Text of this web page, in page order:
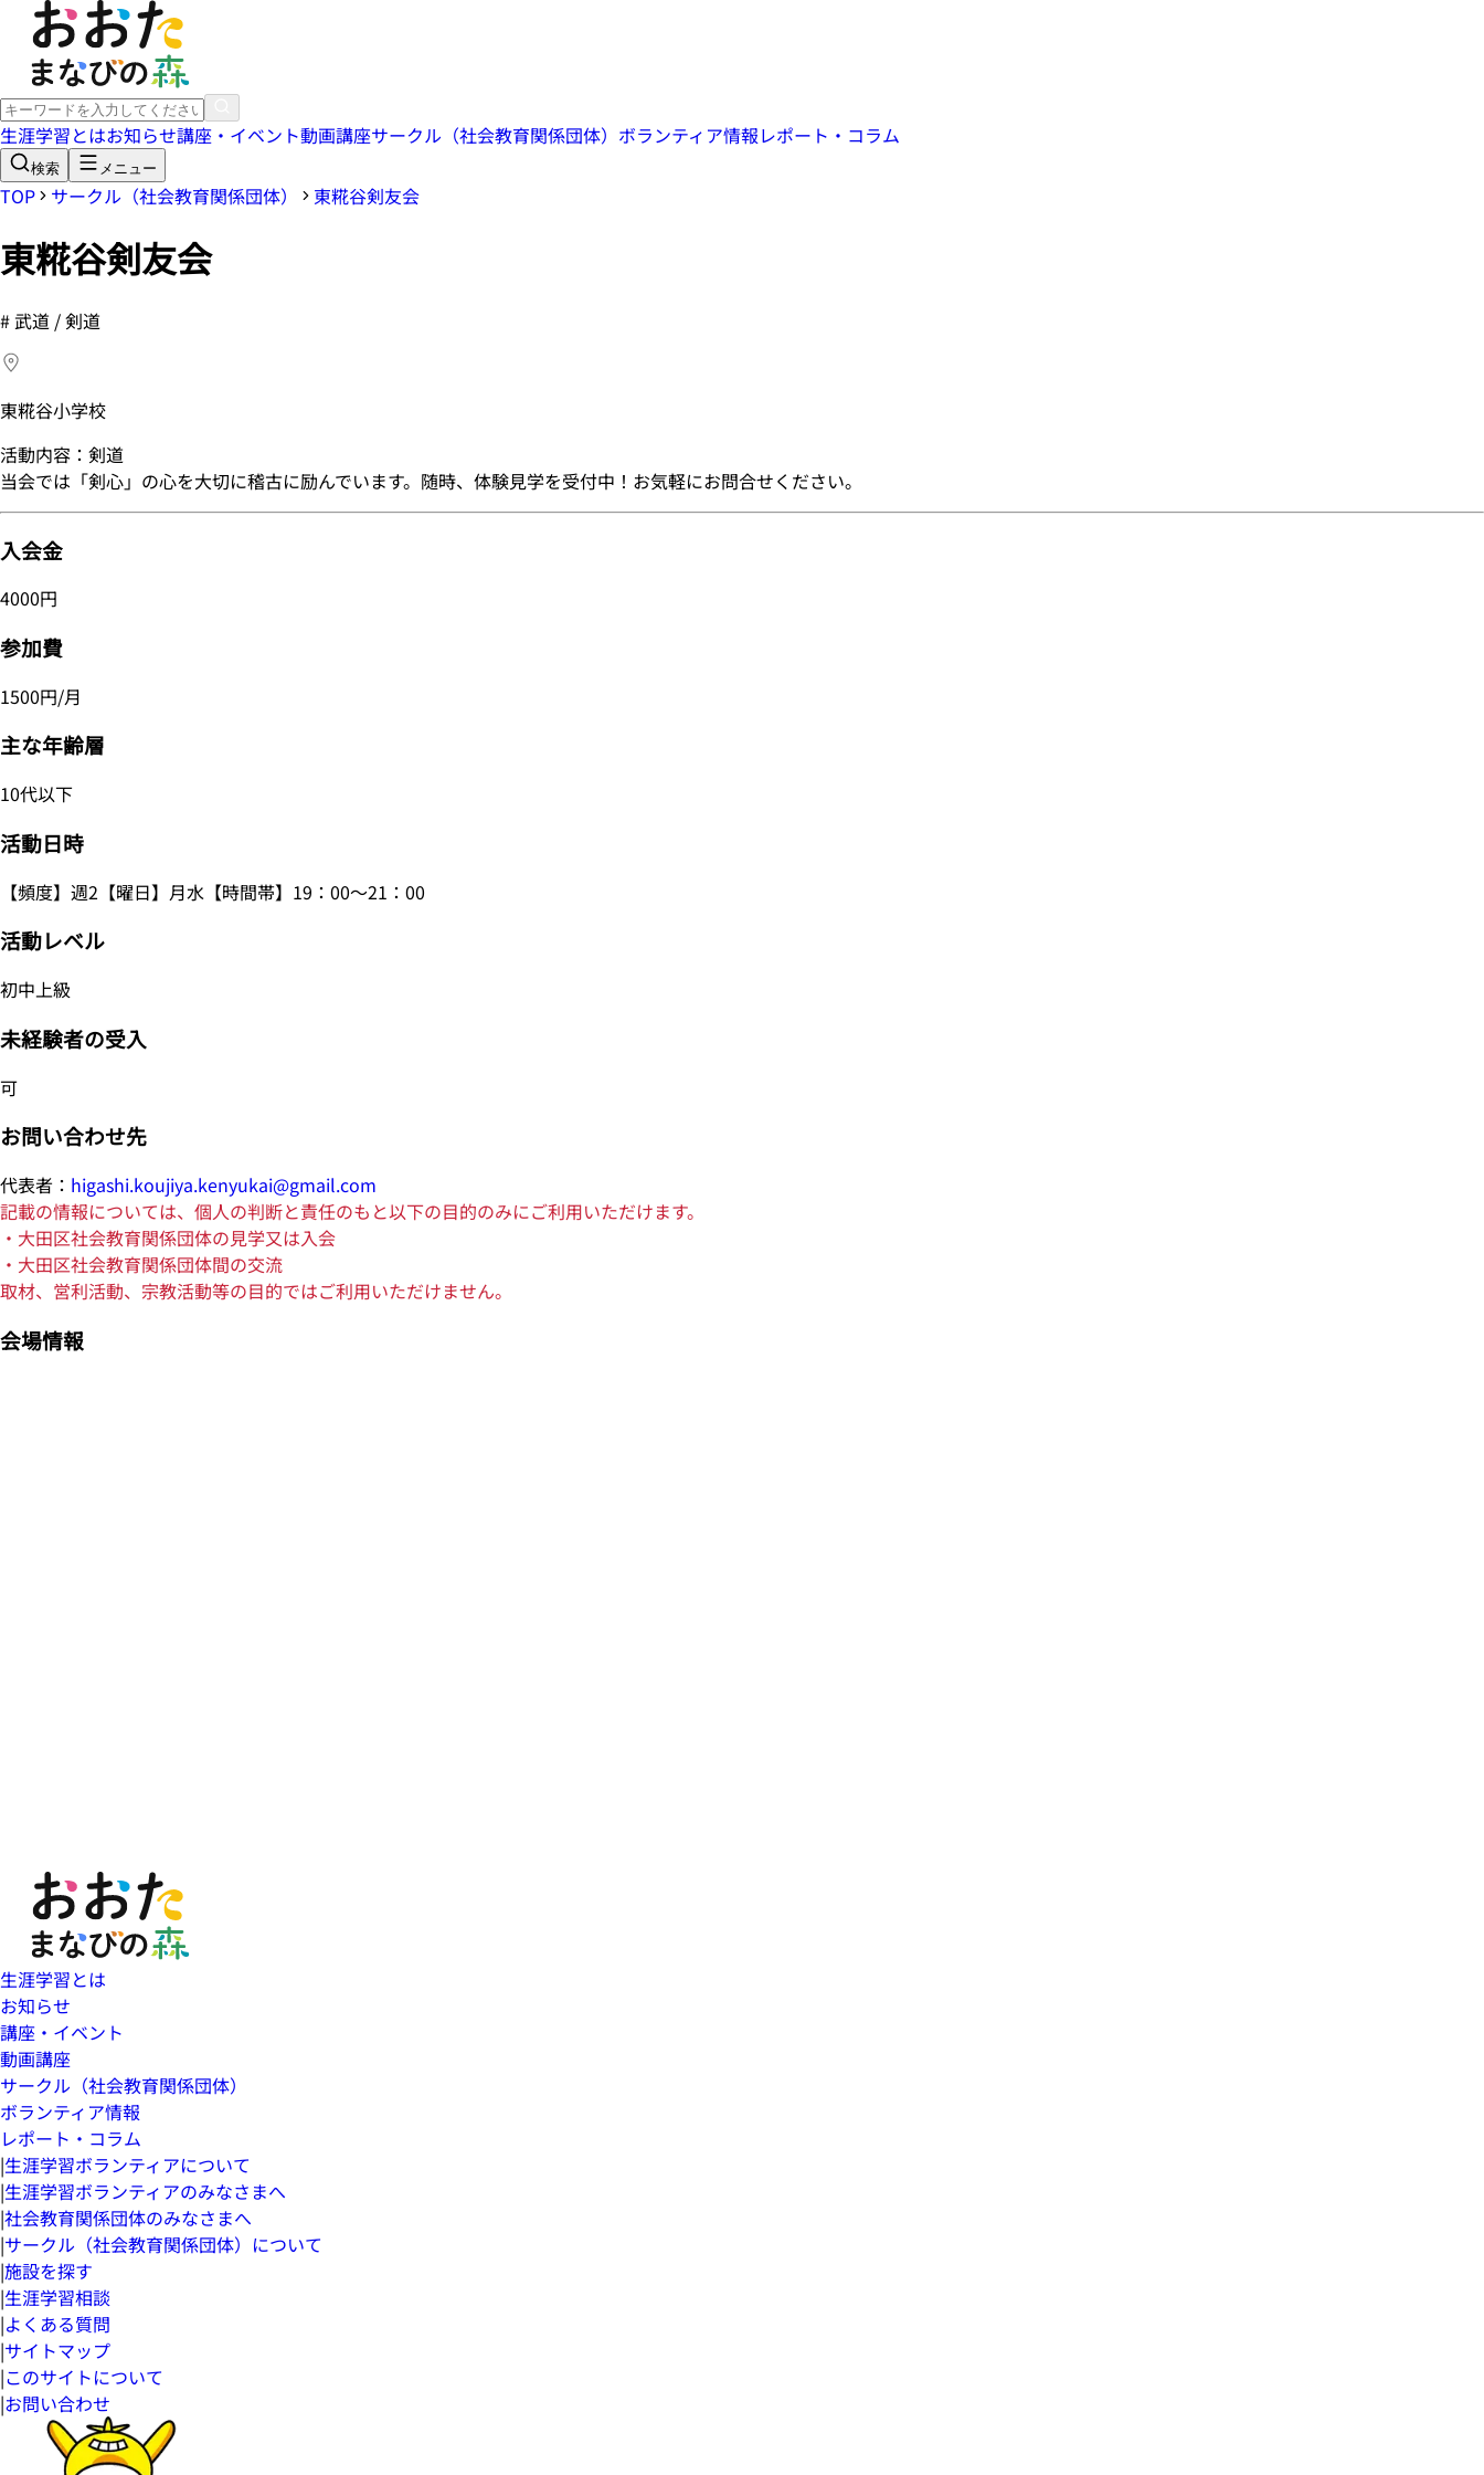
生涯学習とはお知らせ講座・イベント動画講座サークル（社会教育関係団体） ボランティア情報レポート・コラム
検索 メニュー
TOP サークル（社会教育関係団体） 東糀谷剣友会
東糀谷剣友会
# 武道 / 剣道
東糀谷小学校
活動内容：剣道
当会では「剣心」の心を大切に稽古に励んでいます。随時、体験見学を受付中！お気軽にお問合せください。
入会金
4000円
参加費
1500円/月
主な年齢層
10代以下
活動日時
【頻度】週2【曜日】月水【時間帯】19：00～21：00
活動レベル
初中上級
未経験者の受入
可
お問い合わせ先
代表者： higashi.koujiya.kenyukai@gmail.com
記載の情報については、個人の判断と責任のもと以下の目的のみにご利用いただけます。
・大田区社会教育関係団体の見学又は入会
・大田区社会教育関係団体間の交流
取材、営利活動、宗教活動等の目的ではご利用いただけません。
会場情報
生涯学習とは
お知らせ
講座・イベント
動画講座
サークル（社会教育関係団体）
ボランティア情報
レポート・コラム
|生涯学習ボランティアについて
|生涯学習ボランティアのみなさまへ
|社会教育関係団体のみなさまへ
|サークル（社会教育関係団体）について
|施設を探す
|生涯学習相談
|よくある質問
|サイトマップ
|このサイトについて
|お問い合わせ